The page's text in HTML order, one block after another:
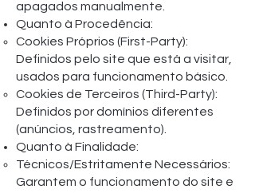
apagados manualmente.
Quanto à Procedência:
Cookies Próprios (First-Party):
Definidos pelo site que está a visitar,
usados para funcionamento básico.
Cookies de Terceiros (Third-Party):
Definidos por domínios diferentes
(anúncios, rastreamento).
Quanto à Finalidade:
Técnicos/Estritamente Necessários:
Garantem o funcionamento do site e